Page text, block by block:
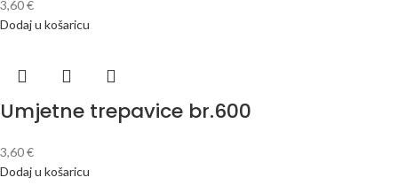
3,60€
Dodaj u košaricu
Umjetne trepavice br.600
3,60€
Dodaj u košaricu